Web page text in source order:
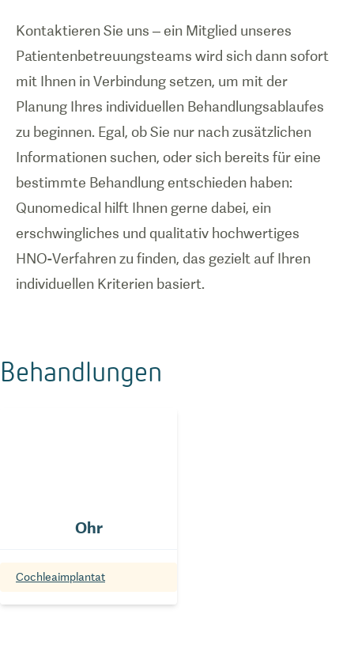
Kontaktieren Sie uns – ein Mitglied unseres
Patientenbetreuungsteams wird sich dann sofort
mit Ihnen in Verbindung setzen, um mit der
Planung Ihres individuellen Behandlungsablaufes
zu beginnen. Egal, ob Sie nur nach zusätzlichen
Informationen suchen, oder sich bereits für eine
bestimmte Behandlung entschieden haben:
Qunomedical hilft Ihnen gerne dabei, ein
erschwingliches und qualitativ hochwertiges
HNO-Verfahren zu finden, das gezielt auf Ihren
Behandlungen
Ohr
Cochleaimplantat